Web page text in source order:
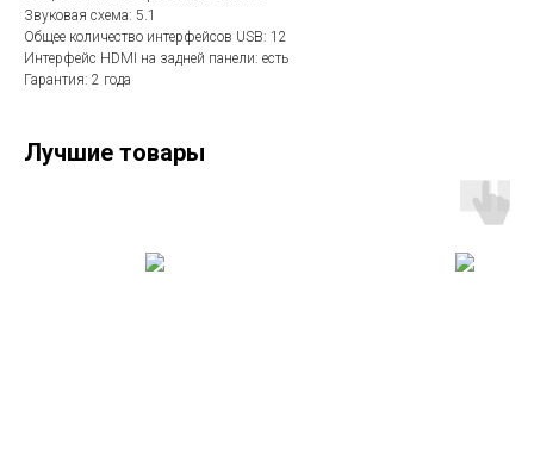
Звуковая схема: 5.1
Общее количество интерфейсов USB: 12
Интерфейс HDMI на задней панели: есть
Гарантия: 2 года
Лучшие товары